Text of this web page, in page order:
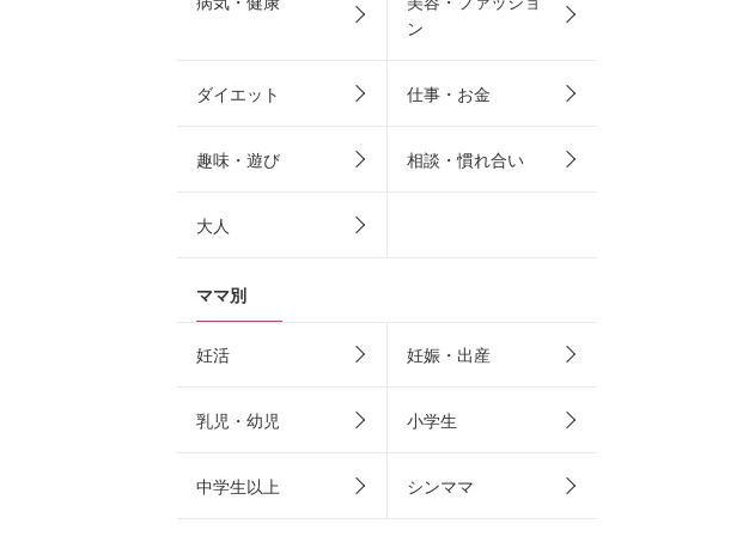
ン
ダイエット 仕事・お金
趣味・遊び 相談・慣れ合い
大人
ママ別
妊活 妊娠・出産
乳児・幼児 小学生
中学生以上 シンママ